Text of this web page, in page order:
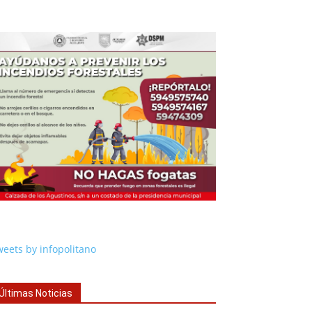
by infopolitano
Noticias